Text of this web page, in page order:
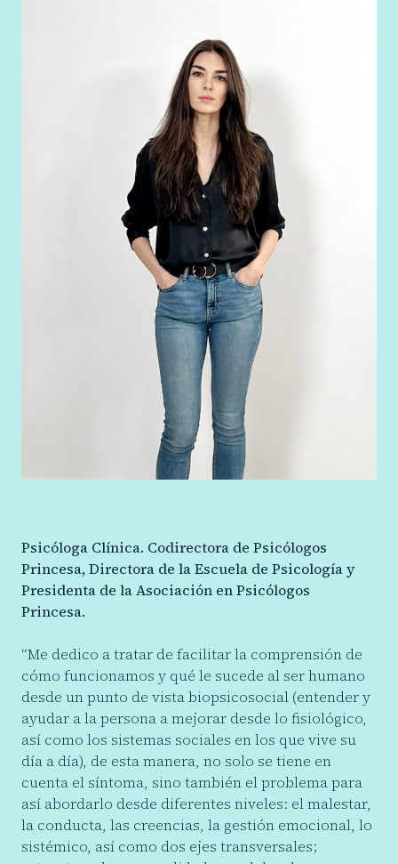
Psicóloga Clínica. Codirectora de Psicólogos
Princesa, Directora de la Escuela de Psicología y
Presidenta de la Asociación en Psicólogos
Princesa.
“Me dedico a tratar de facilitar la comprensión de
cómo funcionamos y qué le sucede al ser humano
desde un punto de vista biopsicosocial (entender y
ayudar a la persona a mejorar desde lo fisiológico,
así como los sistemas sociales en los que vive su
día a día), de esta manera, no solo se tiene en
cuenta el síntoma, sino también el problema para
así abordarlo desde diferentes niveles: el malestar,
la conducta, las creencias, la gestión emocional, lo
sistémico, así como dos ejes transversales;